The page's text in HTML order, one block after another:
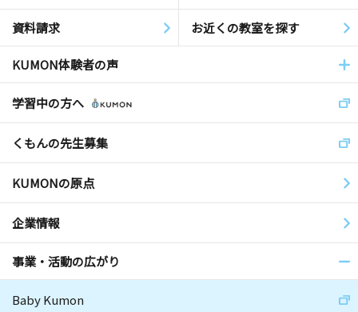
資料請求 お近くの教室を探す
KUMON体験者の声
学習中の方へ
くもんの先生募集
KUMONの原点
企業情報
事業・活動の広がり
Baby Kumon